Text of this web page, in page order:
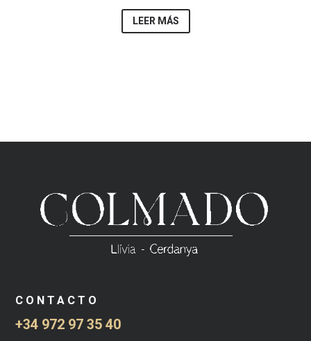
LEER MÁS
CONTACTO
+34 972 97 35 40